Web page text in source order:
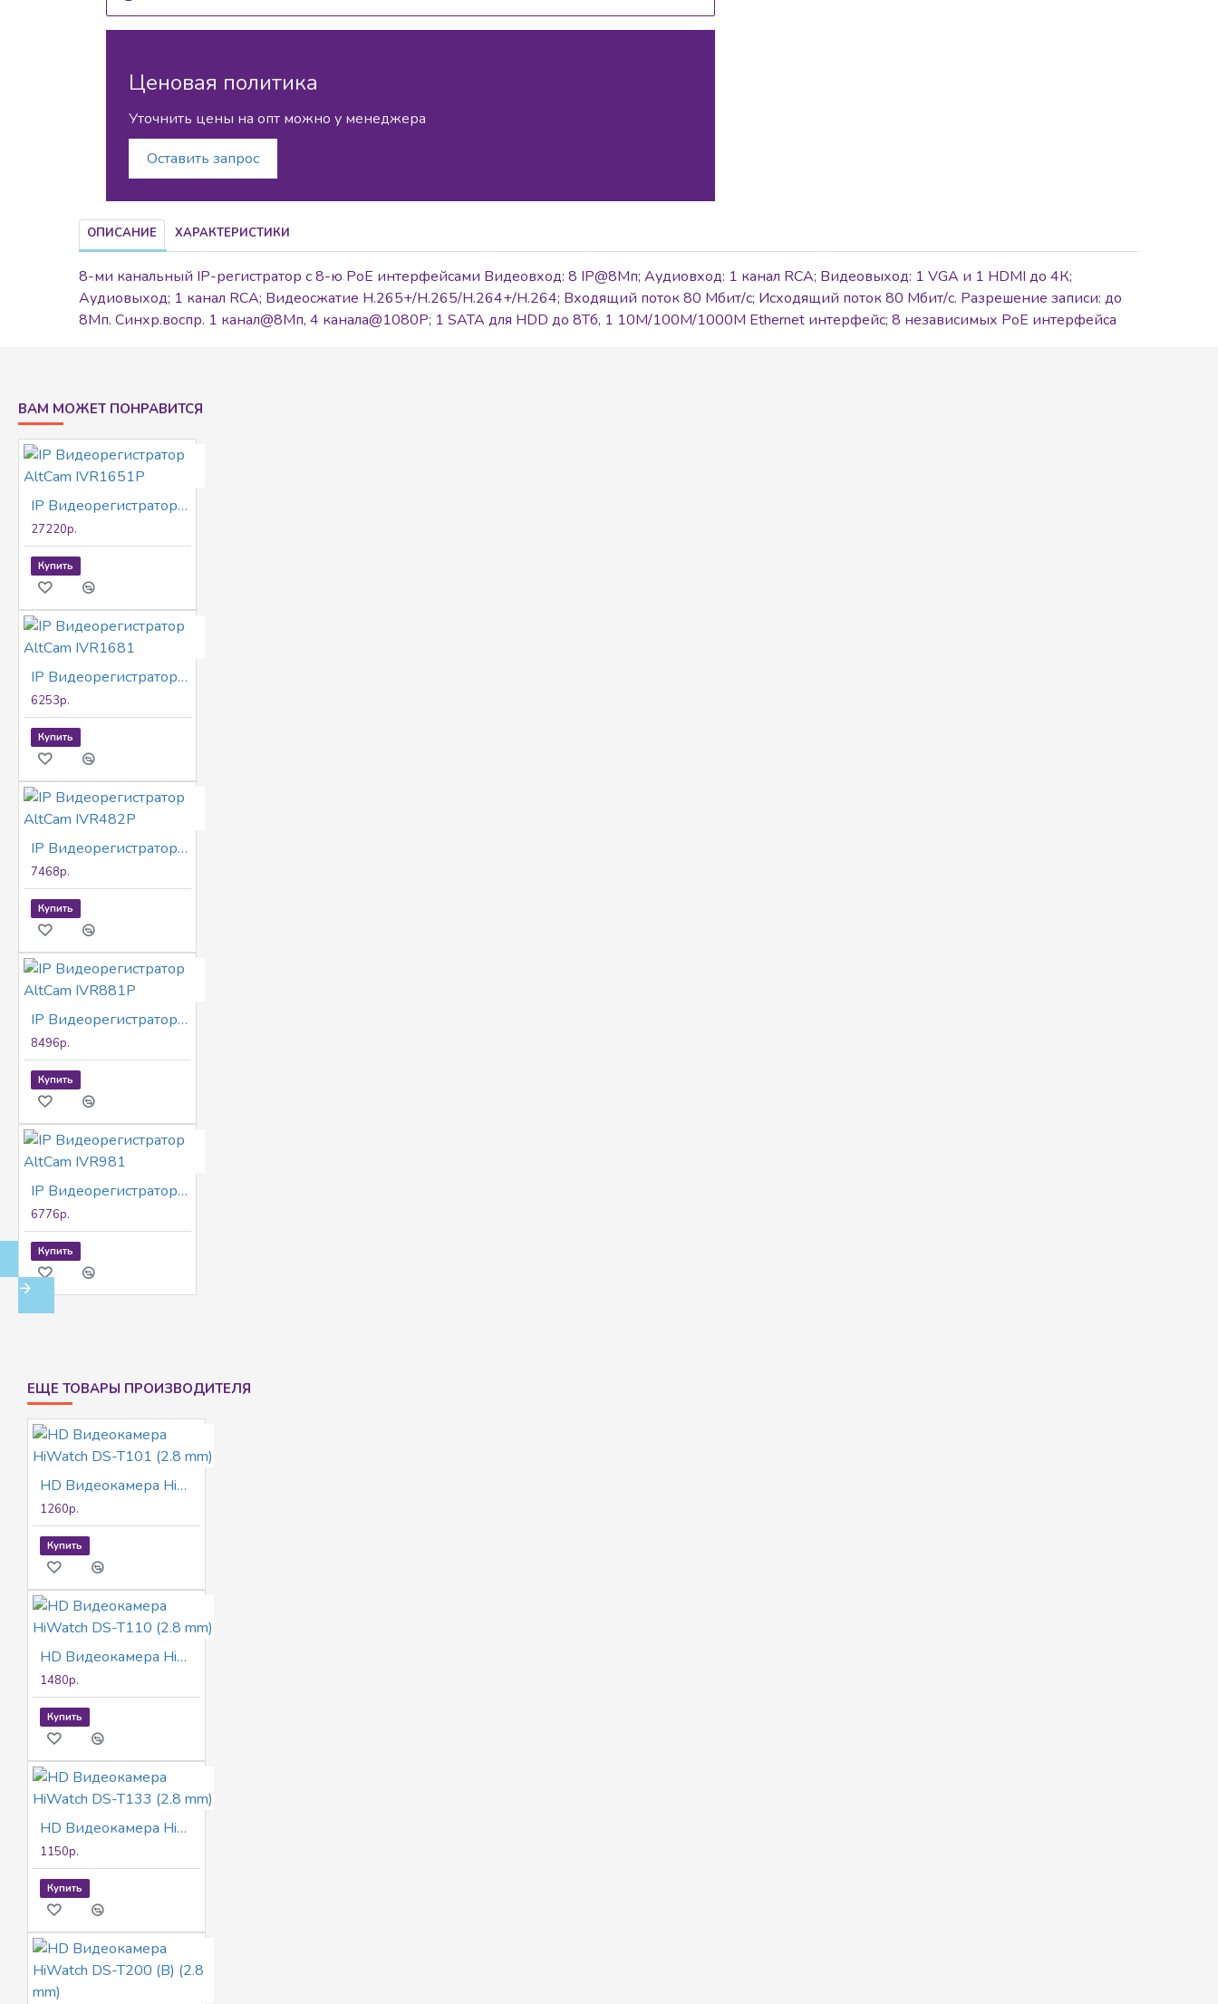
Ценовая политика
Уточнить цены на опт можно у менеджера
Оставить запрос
ОПИСАНИЕ ХАРАКТЕРИСТИКИ
8-ми канальный IP-регистратор c 8-ю PoE интерфейсами Видеовход: 8 IP@8Мп; Аудиовход: 1 канал RCA; Видеовыход: 1 VGA и 1 HDMI до 4К;
Аудиовыход; 1 канал RCA; Видеосжатие H.265+/H.265/H.264+/H.264; Входящий поток 80 Мбит/с; Исходящий поток 80 Мбит/с. Разрешение записи: до
8Мп. Синхр.воспр. 1 канал@8Мп, 4 канала@1080P; 1 SATA для HDD до 8Тб, 1 10M/100M/1000M Ethernet интерфейс; 8 независимых PoE интерфейса
ВАМ МОЖЕТ ПОНРАВИТСЯ
IP Видеорегистратор AltCam IVR1651P
27220р.
Купить
IP Видеорегистратор AltCam IVR1681
6253р.
Купить
IP Видеорегистратор AltCam IVR482P
7468р.
Купить
IP Видеорегистратор AltCam IVR881P
8496р.
Купить
IP Видеорегистратор AltCam IVR981
6776р.
Купить
ЕЩЕ ТОВАРЫ ПРОИЗВОДИТЕЛЯ
HD Видеокамера HiWatch DS-T101 (2.8 mm)
1260р.
Купить
HD Видеокамера HiWatch DS-T110 (2.8 mm)
1480р.
Купить
HD Видеокамера HiWatch DS-T133 (2.8 mm)
1150р.
Купить